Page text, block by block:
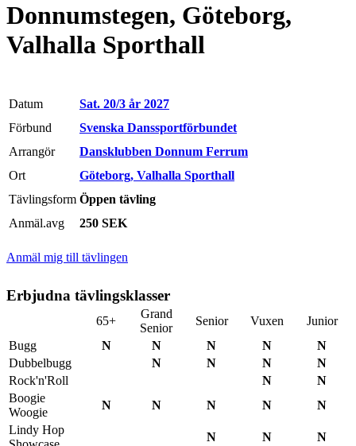
Donnumstegen, Göteborg,
Valhalla Sporthall
Datum
Sat. 20/3 år 2027
Förbund
Svenska Danssportförbundet
Arrangör
Dansklubben Donnum Ferrum
Ort
Göteborg, Valhalla Sporthall
Tävlingsform Öppen tävling
Anmäl.avg
250 SEK
Anmäl mig till tävlingen
Erbjudna tävlingsklasser
65+
Grand
Senior
Senior Vuxen
Junior
Bugg
N N N N
N
Dubbelbugg
N N N
N
Rock'n'Roll
N
N
Boogie
Woogie
N N N N
N
Lindy Hop
N N N